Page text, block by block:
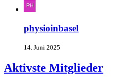
physioinbasel
14. Juni 2025
Aktivste Mitglieder